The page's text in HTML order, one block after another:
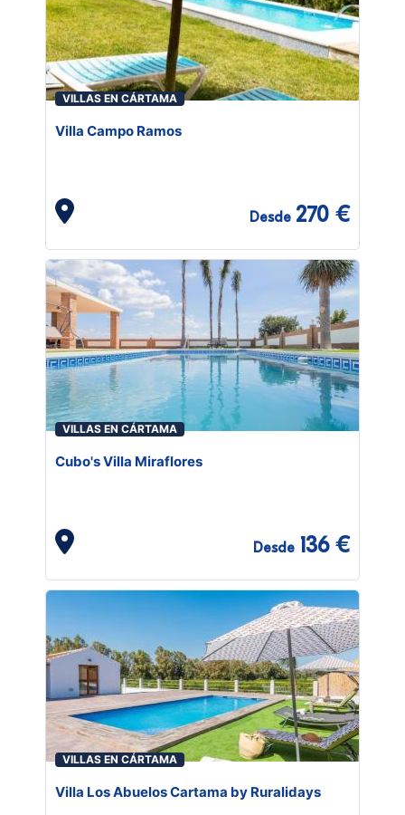
VILLAS EN CÁRTAMA
Villa Campo Ramos
Desde 270 €
VILLAS EN CÁRTAMA
Cubo's Villa Miraflores
Desde 136 €
VILLAS EN CÁRTAMA
Villa Los Abuelos Cartama by Ruralidays